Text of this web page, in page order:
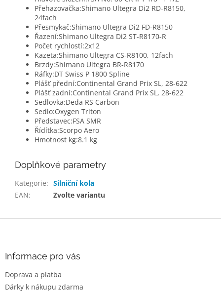
Přehazovačka:Shimano Ultegra Di2 RD-R8150,
24fach
Přesmykač:Shimano Ultegra Di2 FD-R8150
Řazení:Shimano Ultegra Di2 ST-R8170-R
Počet rychlostí:2x12
Kazeta:Shimano Ultegra CS-R8100, 12fach
Brzdy:Shimano Ultegra BR-R8170
Ráfky:DT Swiss P 1800 Spline
Plášť přední:Continental Grand Prix SL, 28-622
Plášť zadní:Continental Grand Prix SL, 28-622
Sedlovka:Deda RS Carbon
Sedlo:Oxygen Triton
Představec:FSA SMR
Řídítka:Scorpo Aero
Hmotnost kg:8.1 kg
Doplňkové parametry
Kategorie: Silniční kola
EAN: Zvolte variantu
Informace pro vás
Doprava a platba
Dárky k nákupu zdarma